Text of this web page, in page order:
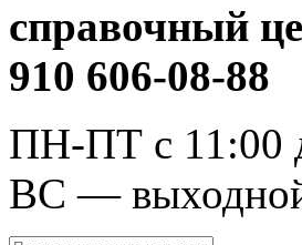
справочный
910 606-08-88
ПН-ПТ с 11:00
ВС —